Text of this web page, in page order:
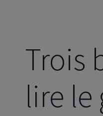
Trois
lire le